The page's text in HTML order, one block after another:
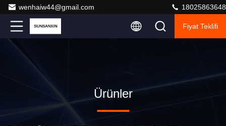
wenhaiw44@gmail.com 18025863648
Fiyat Teklifi
Ürünler